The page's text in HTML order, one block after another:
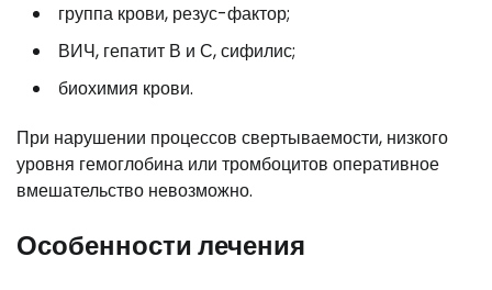
группа крови, резус-фактор;
ВИЧ, гепатит В и С, сифилис;
биохимия крови.
При нарушении процессов свертываемости, низкого
уровня гемоглобина или тромбоцитов оперативное
вмешательство невозможно.
Особенности лечения